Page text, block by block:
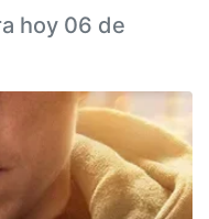
hoy 06 de